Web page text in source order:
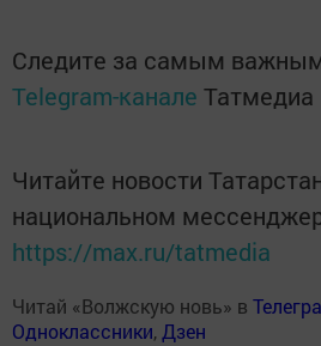
Следите за самым
Telegram-канале Татмедиа
Читайте новости
национальном
https://max.ru/tatmedia
Читай «Волжскую новь» в
Одноклассники,Дзен